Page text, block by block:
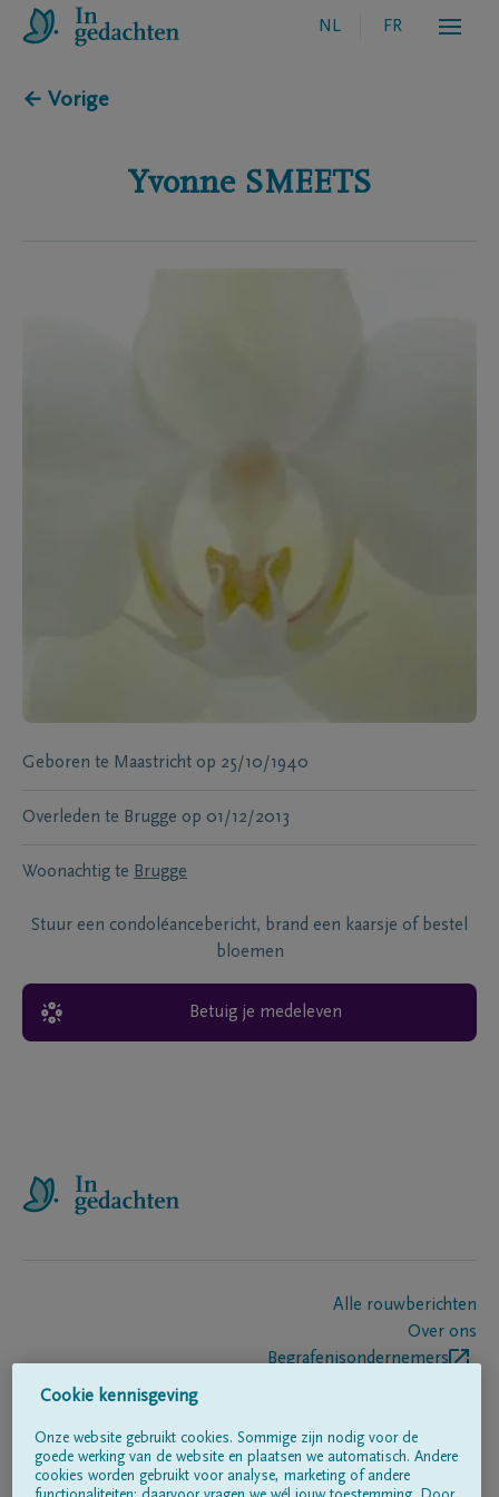
NL FR
← Vorige
Yvonne SMEETS
Geboren te Maastricht op 25/10/1940
Overleden te Brugge op 01/12/2013
Woonachtig te Brugge
Stuur een condoléancebericht, brand een kaarsje of bestel
bloemen
Betuig je medeleven
Alle rouwberichten
Over ons
Begrafenisondernemers
Volg ons op
Cookie kennisgeving
Onze website gebruikt cookies. Sommige zijn nodig voor de
goede werking van de website en plaatsen we automatisch. Andere
cookies worden gebruikt voor analyse, marketing of andere